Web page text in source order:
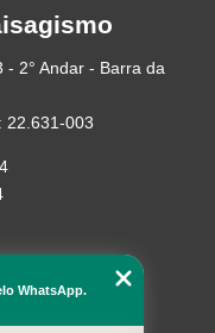
- 2° Andar - Barra da
22.631-003
WhatsApp.